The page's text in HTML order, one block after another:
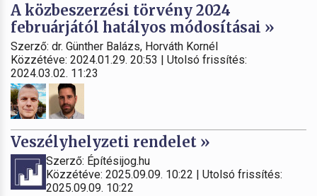
A közbeszerzési törvény 2024
februárjától hatályos módosításai »
Szerző: dr. Günther Balázs, Horváth Kornél
Közzétéve: 2024.01.29. 20:53 | Utolsó frissítés:
2024.03.02. 11:23
Veszélyhelyzeti rendelet »
Szerző: Építésijog.hu
Közzétéve: 2025.09.09. 10:22 | Utolsó frissítés:
2025.09.09. 10:22